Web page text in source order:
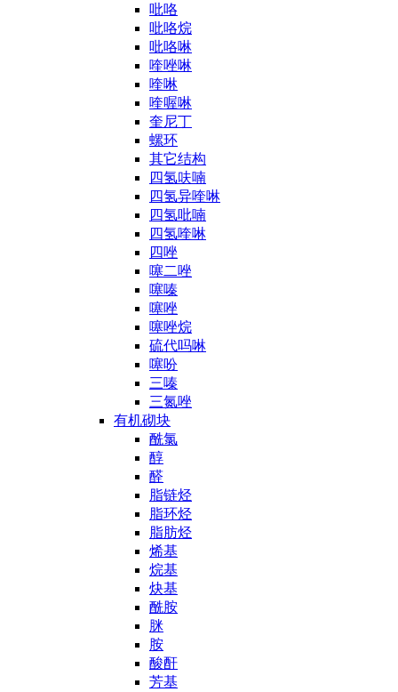
吡咯
吡咯烷
吡咯啉
喹唑啉
喹啉
喹喔啉
奎尼丁
螺环
其它结构
四氢呋喃
四氢异喹啉
四氢吡喃
四氢喹啉
四唑
噻二唑
噻嗪
噻唑
噻唑烷
硫代吗啉
噻吩
三嗪
三氮唑
有机砌块
酰氯
醇
醛
脂链烃
脂环烃
脂肪烃
烯基
烷基
炔基
酰胺
脒
胺
酸酐
芳基